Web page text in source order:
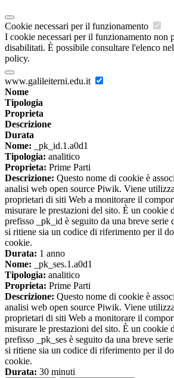
Cookie necessari per il funzionamento
I cookie necessari per il funzionamento non
disabilitati. È possibile consultare l'elenco
policy.
www.galileiterni.edu.it
Nome
Tipologia
Proprieta
Descrizione
Durata
Nome: _pk_id.1.a0d1
Tipologia: analitico
Proprieta: Prime Parti
Descrizione: Questo nome di cookie è
analisi web open source Piwik. Viene
proprietari di siti Web a monitorare il
misurare le prestazioni del sito. È un cookie
prefisso _pk_id è seguito da una breve serie
si ritiene sia un codice di riferimento per il
cookie.
Durata: 1 anno
Nome: _pk_ses.1.a0d1
Tipologia: analitico
Proprieta: Prime Parti
Descrizione: Questo nome di cookie è
analisi web open source Piwik. Viene
proprietari di siti Web a monitorare il
misurare le prestazioni del sito. È un cookie
prefisso _pk_ses è seguito da una breve
si ritiene sia un codice di riferimento per il
cookie.
Durata: 30 minuti